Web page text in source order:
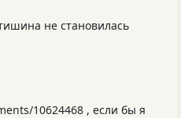
не становилась
10624468 , если бы я